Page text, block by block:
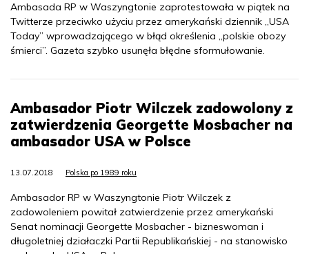
Ambasada RP w Waszyngtonie zaprotestowała w piątek na
Twitterze przeciwko użyciu przez amerykański dziennik „USA
Today” wprowadzającego w błąd określenia „polskie obozy
śmierci”. Gazeta szybko usunęła błędne sformułowanie.
Ambasador Piotr Wilczek zadowolony z
zatwierdzenia Georgette Mosbacher na
ambasador USA w Polsce
13.07.2018 Polska po 1989 roku
Ambasador RP w Waszyngtonie Piotr Wilczek z
zadowoleniem powitał zatwierdzenie przez amerykański
Senat nominacji Georgette Mosbacher - bizneswoman i
długoletniej działaczki Partii Republikańskiej - na stanowisko